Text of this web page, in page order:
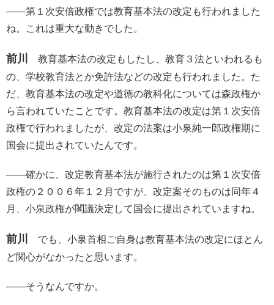
――第１次安倍政権では教育基本法の改定も行われました
ね。これは重大な動きでした。
前川
教育基本法の改定もしたし、教育３法といわれるも
の、学校教育法とか免許法などの改定も行われました。た
だ、教育基本法の改定や道徳の教科化については森政権か
ら言われていたことです。教育基本法の改定は第１次安倍
政権で行われましたが、改定の法案は小泉純一郎政権期に
国会に提出されていたんです。
――確かに、改定教育基本法が施行されたのは第１次安倍
政権の２００６年１２月ですが、改定案そのものは同年４
月、小泉政権が閣議決定して国会に提出されていますね。
前川
でも、小泉首相ご自身は教育基本法の改定にほとん
ど関心がなかったと思います。
――そうなんですか。